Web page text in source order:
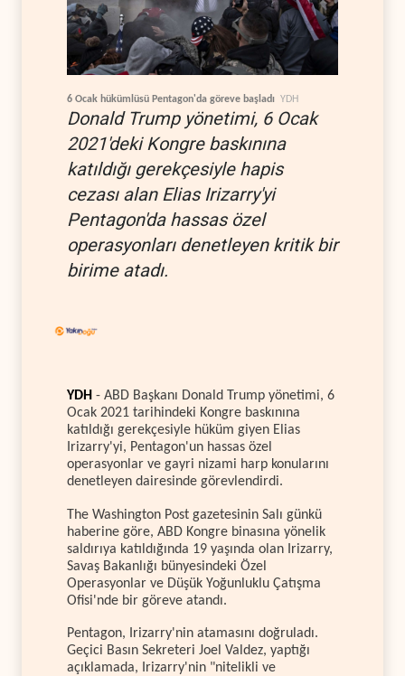
6 Ocak hükümlüsü Pentagon'da göreve başladı YDH
Donald Trump yönetimi, 6 Ocak
2021'deki Kongre baskınına
katıldığı gerekçesiyle hapis
cezası alan Elias Irizarry'yi
Pentagon'da hassas özel
operasyonları denetleyen kritik bir
birime atadı.
YDH - ABD Başkanı Donald Trump yönetimi, 6
Ocak 2021 tarihindeki Kongre baskınına
katıldığı gerekçesiyle hüküm giyen Elias
Irizarry'yi, Pentagon'un hassas özel
operasyonlar ve gayri nizami harp konularını
denetleyen dairesinde görevlendirdi.
The Washington Post gazetesinin Salı günkü
haberine göre, ABD Kongre binasına yönelik
saldırıya katıldığında 19 yaşında olan Irizarry,
Savaş Bakanlığı bünyesindeki Özel
Operasyonlar ve Düşük Yoğunluklu Çatışma
Ofisi'nde bir göreve atandı.
Pentagon, Irizarry'nin atamasını doğruladı.
Geçici Basın Sekreteri Joel Valdez, yaptığı
açıklamada, Irizarry'nin "nitelikli ve